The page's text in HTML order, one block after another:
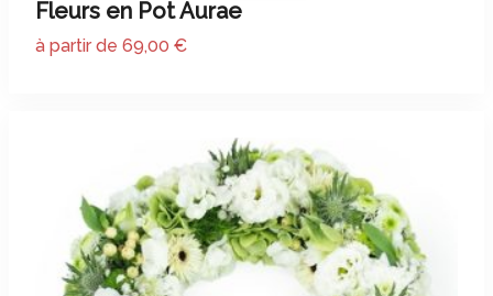
Fleurs en Pot Aurae
à partir de 69,00 €